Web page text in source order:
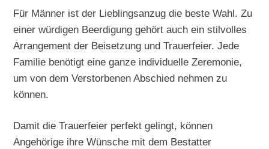
Für Männer ist der Lieblingsanzug die beste Wahl. Zu
einer würdigen Beerdigung gehört auch ein stilvolles
Arrangement der Beisetzung und Trauerfeier. Jede
Familie benötigt eine ganze individuelle Zeremonie,
um von dem Verstorbenen Abschied nehmen zu
können.
Damit die Trauerfeier perfekt gelingt, können
Angehörige ihre Wünsche mit dem Bestatter